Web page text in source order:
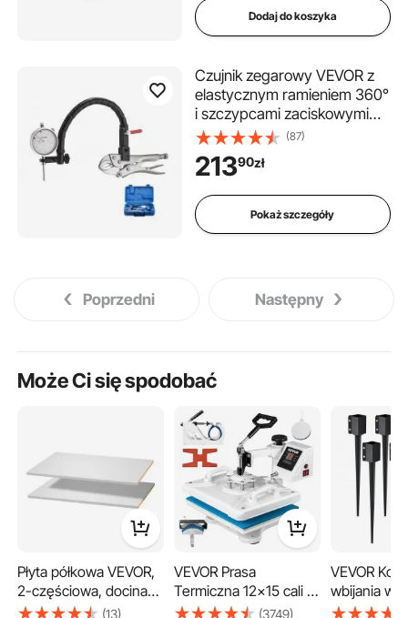
Dodaj do koszyka
Czujnik zegarowy VEVOR z
elastycznym ramieniem 360°
i szczypcami zaciskowymi
360°, dokładność 0,03 mm,
zakres 0–25,4 mm,
profesjonalny do konfiguracji
maszyn, pomiaru w ciasnych
przestrzeniach, etui do
przechowywania
(87)
21390zł
Pokaż szczegóły
Poprzedni Następny
Może Ci się spodobać
Płyta półkowa VEVOR,
2-częściowa, docinana
na wymiar do (13)
VEVOR Prasa
Termiczna 12x15 cali 5
w 1 prasa termiczna
(3749)
VEVOR
wbijania w
szt.,